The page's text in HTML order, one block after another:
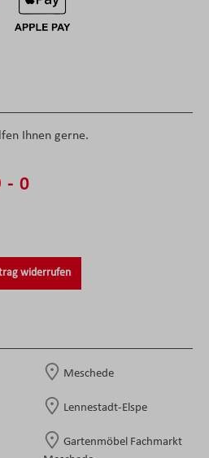
Ihnen gerne.
- 0
widerrufen
Meschede
Lennestadt-Elspe
Gartenmöbel Fachmarkt